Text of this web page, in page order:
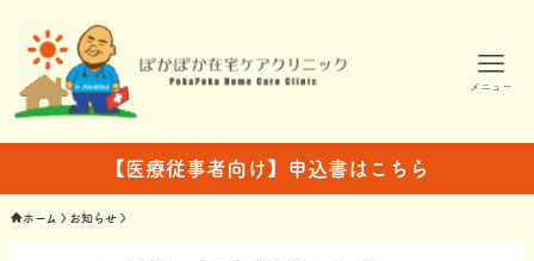
メニュー
【医療従事者向け】申込書はこちら
ホーム お知らせ